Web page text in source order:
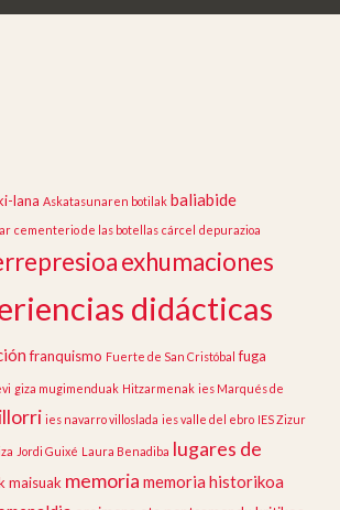
lana Askatasunaren botilak baliabide
cementerio de las botellas cárcel depurazioa
exhumaciones
didácticas
franquismo Fuerte de San Cristóbal fuga
giza mugimenduak Hitzarmenak ies Marqués de
ies navarro villoslada ies valle del ebro IES Zizur
Jordi Guixé Laura Benadiba lugares de
maisuak memoria memoria historikoa